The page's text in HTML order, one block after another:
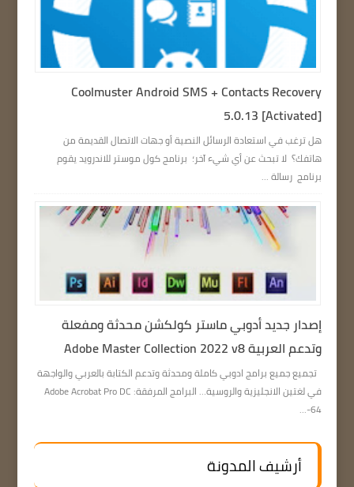
Coolmuster Android SMS + Contacts Recovery
5.0.13 [Activated]
هل ترغب في استعادة الرسائل النصية أو جهات الاتصال القديمة من
هاتفك؟ لا تبحث عن أي شيء آخر؛ برنامج كول موستر للاندرويد يقوم
برنامج رسالة ...
إصدار جديد أدوبي ماستر كولكشن محدثة ومفعلة
وتدعم العربية Adobe Master Collection 2022 v8
تجميع جميع برامج ادوبي كاملة ومحدثة وتدعم الكتابة بالعربي والواجهة
في لغتين الانجليزية والروسية… البرامج المرفقة: Adobe Acrobat Pro DC
64-...
أرشيف المدونة